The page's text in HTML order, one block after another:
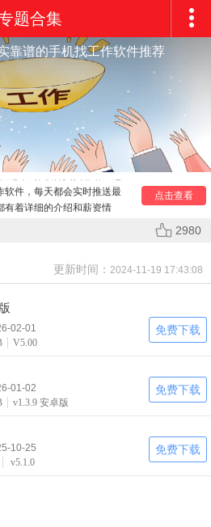
题合集
靠谱的手机找工作软件推荐
点击查看
么找工作软件真实靠谱？这
软件，每天都会实时推送最
有着详细的介绍和薪资情
，用户可以放心使用，有
2980
更新时间： 2024-11-19 17:43:08
02-01
V5.00
免费下载
01-02
v1.3.9 安卓版
免费下载
10-25
v5.1.0
免费下载